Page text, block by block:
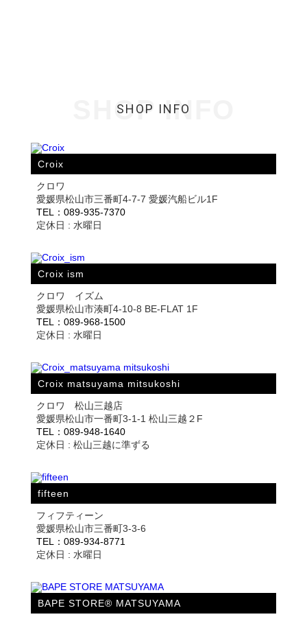
SHOP INFO
SHOP INFO
Croix
クロワ
愛媛県松山市三番町4-7-7 愛媛汽船ビル1F
TEL：089-935-7370
定休日 : 水曜日
Croix ism
クロワ イズム
愛媛県松山市湊町4-10-8 BE-FLAT 1F
TEL：089-968-1500
定休日 : 水曜日
Croix matsuyama mitsukoshi
クロワ 松山三越店
愛媛県松山市一番町3-1-1 松山三越２F
TEL：089-948-1640
定休日 : 松山三越に準ずる
fifteen
フィフティーン
愛媛県松山市三番町3-3-6
TEL：089-934-8771
定休日 : 水曜日
BAPE STORE® MATSUYAMA